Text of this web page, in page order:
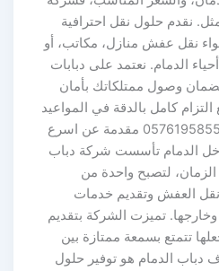
نقدم حلول نقل احترافية
نقل عفش منازل، مكاتب، أو
الدمام. نعتمد على دبابات
وصول ممتلكاتك بأمان
كامل بالدقة في المواعيد
وجودة الخدمة. اتصل الان : 0576195855 مقدمة عن اسرع
الدمام تأسست شركة دباب
لتصبح واحدة من
العفش وتقديم خدمات
تميزت الشركة بتقديم
تتمتع بسمعة ممتازة بين
دباب الدمام هو توفير حلول